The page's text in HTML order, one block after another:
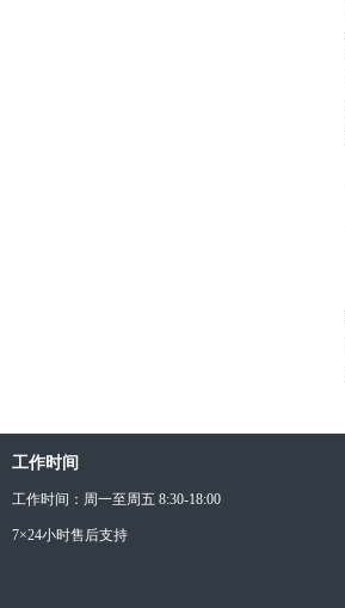
工作时间
工作时间：周一至周五 8:30-18:00
7×24小时售后支持